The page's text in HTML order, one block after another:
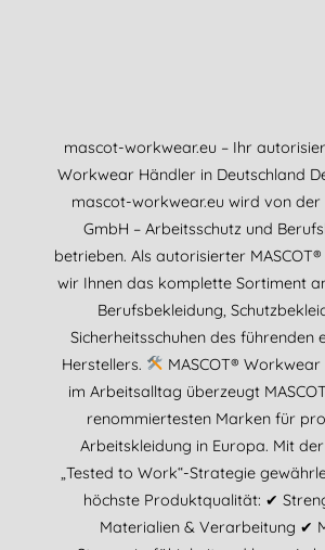
mascot-workwear.eu – Ihr
Workwear Händler in Deutschland
mascot-workwear.eu wird von der
GmbH – Arbeitsschutz und
betrieben. Als autorisierter
wir Ihnen das komplette Sortiment
Berufsbekleidung,
Sicherheitsschuhen des führenden
Herstellers.
MASCOT®
im Arbeitsalltag überzeugt
renommiertesten Marken für
Arbeitskleidung in Europa. Mit
„Tested to Work“-Strategie
höchste Produktqualität: ✔
Materialien & Verarbeitung ✔